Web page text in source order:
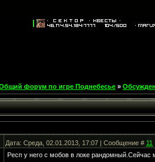
форум по игре Поднебесье »
Дата: Среда, 02.01.2013, 17:07 | Сообщение #11
Респ у него с мобов в локе рандомный.Сейчас